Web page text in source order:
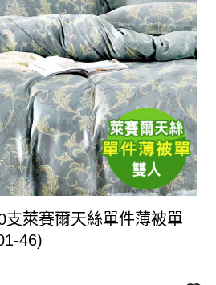
支萊賽爾天絲單件薄被單
46)